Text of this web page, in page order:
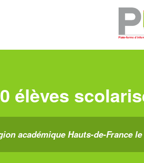
élèves
académique Hauts-de-France